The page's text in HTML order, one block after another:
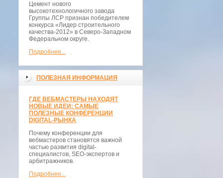
Цемент нового
высокотехнологичного завода
Группы ЛСР признан победителем
конкурса «Лидер строительного
качества-2012» в Северо-Западном
Федеральном округе.
Подробнее...
ПОЛЕЗНАЯ ИНФОРМАЦИЯ
ГДЕ ВЕБМАСТЕРЫ НАХОДЯТ
НОВЫЕ ИДЕИ: САМЫЕ
ПОЛЕЗНЫЕ КОНФЕРЕНЦИИ
DIGITAL-РЫНКА
Почему конференции для
вебмастеров становятся важной
частью развития digital-
специалистов, SEO-экспертов и
арбитражников.
Подробнее...